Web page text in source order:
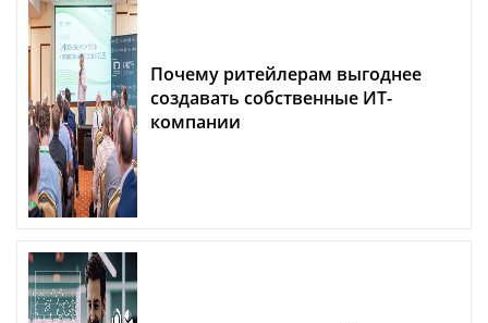
Почему ритейлерам выгоднее
создавать собственные ИТ-
компании